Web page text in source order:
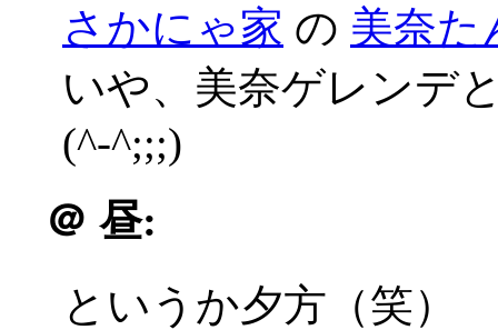
さかにゃ家 の 美奈た
いや、美奈ゲレンデ
(^-^;;;)
＠ 昼:
というか夕方（笑）